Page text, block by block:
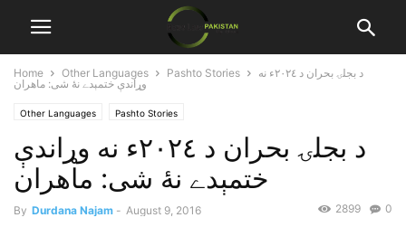
Home Other Languages Pashto Stories
د بجلۍ بحران د ٢٠٢٤ء نه
وړاندې ختمېدے نۀ شى: ماهران
Other Languages Pashto Stories
د بجلۍ بحران د ٢٠٢٤ء نه وړاندې
ختمېدے نۀ شى: ماهران
By Durdana Najam - August 9, 2016 0
2899